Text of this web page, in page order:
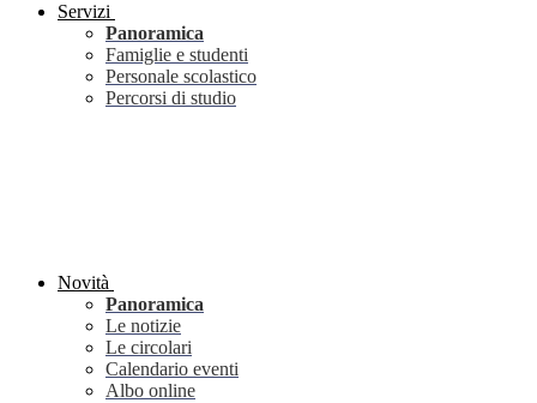
Servizi
Panoramica
Famiglie e studenti
Personale scolastico
Percorsi di studio
Novità
Panoramica
Le notizie
Le circolari
Calendario eventi
Albo online